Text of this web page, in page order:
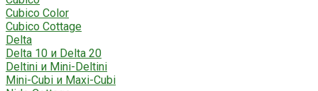
Cubico Color
Cubico Cottage
Delta
Delta 10 и Delta 20
Deltini и Mini-Deltini
Mini-Cubi и Maxi-Cubi